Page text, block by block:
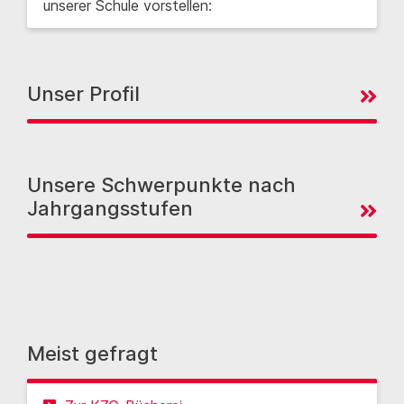
unserer Schule vorstellen:
Unser Profil
Unsere Schwerpunkte nach
Jahrgangsstufen
Meist gefragt